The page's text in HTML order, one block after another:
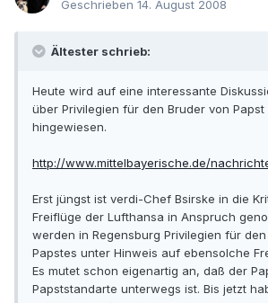
Geschrieben 14. August 2008
Ältester schrieb:
Heute wird auf eine interessante
über Privilegien für den Bruder von Papst
hingewiesen.
http://www.mittelbayerische.de/
Erst jüngst ist verdi-Chef Bsirske in die
Freiflüge der Lufthansa in Anspruch
werden in Regensburg Privilegien für
Papstes unter Hinweis auf ebensolche
Es mutet schon eigenartig an, daß der
Papststandarte unterwegs ist. Bis jetzt